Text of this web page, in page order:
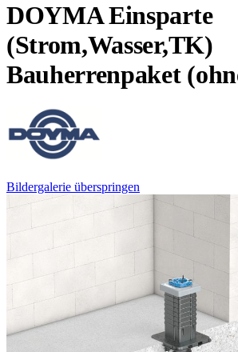
DOYMA Einsparte
(Strom,Wasser,TK)
Bauherrenpaket
Bildergalerie überspringen